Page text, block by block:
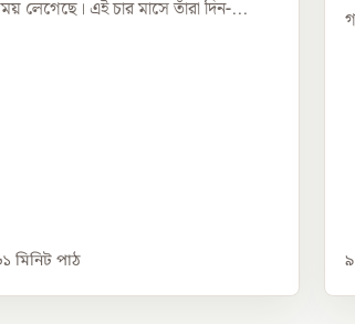
লেগেছে। এই চার মাসে তাঁরা দিন-...
১ মিনিট পাঠ